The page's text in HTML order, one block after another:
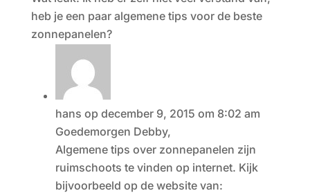
heb je een paar algemene tips voor de beste
zonnepanelen?
hans op december 9, 2015 om 8:02 am
Goedemorgen Debby,
Algemene tips over zonnepanelen zijn
ruimschoots te vinden op internet. Kijk
bijvoorbeeld op de website van: